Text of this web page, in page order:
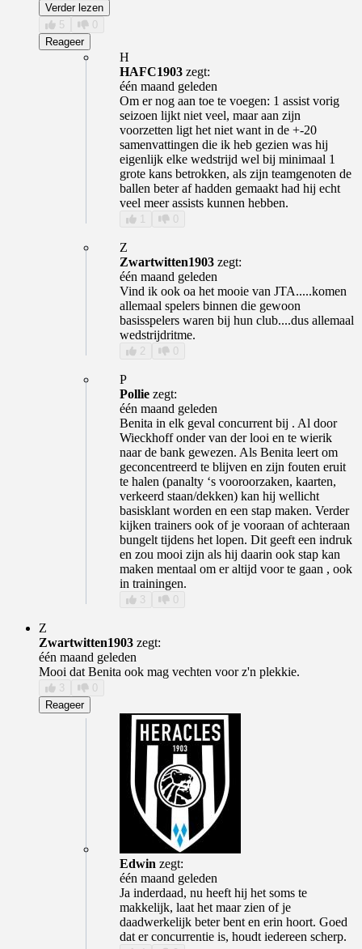
Verder lezen
5
0
Reageer
H
HAFC1903 zegt:
één maand geleden
Om er nog aan toe te voegen: 1 assist vorig
seizoen lijkt niet veel, maar aan zijn
voorzetten ligt het niet want in de +-20
samenvattingen die ik heb gezien was hij
eigenlijk elke wedstrijd wel bij minimaal 1
grote kans betrokken, als zijn teamgenoten de
ballen beter af hadden gemaakt had hij echt
veel meer assists kunnen hebben.
1 0
Z
Zwartwitten1903 zegt:
één maand geleden
Vind ik ook oa het mooie van JTA.....komen
allemaal spelers binnen die gewoon
basisspelers waren bij hun club....dus allemaal
wedstrijdritme.
2 0
P
Pollie zegt:
één maand geleden
Benita in elk geval concurrent bij . Al door
Wieckhoff onder van der looi en te wierik
naar de bank gewezen. Als Benita leert om
geconcentreerd te blijven en zijn fouten eruit
te halen (panalty ‘s vooroorzaken, kaarten,
verkeerd staan/dekken) kan hij wellicht
basisklant worden en een stap maken. Verder
kijken trainers ook of je vooraan of achteraan
bungelt tijdens het lopen. Dit geeft een indruk
en zou mooi zijn als hij daarin ook stap kan
maken mentaal om er altijd voor te gaan , ook
in trainingen.
3 0
Z
Zwartwitten1903 zegt:
één maand geleden
Mooi dat Benita ook mag vechten voor z'n plekkie.
3
0
Reageer
Edwin zegt:
één maand geleden
Ja inderdaad, nu heeft hij het soms te
makkelijk, laat het maar zien of je
daadwerkelijk beter bent en erin hoort. Goed
dat er concurrentie is, houdt iedereen scherp.